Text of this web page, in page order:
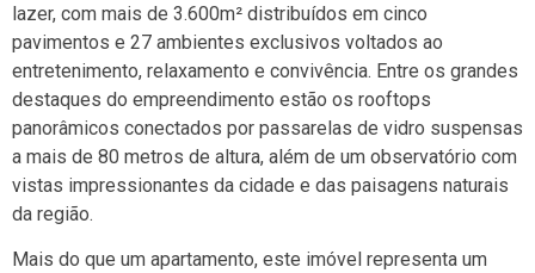
lazer, com mais de 3.600m² distribuídos em cinco
pavimentos e 27 ambientes exclusivos voltados ao
entretenimento, relaxamento e convivência. Entre os grandes
destaques do empreendimento estão os rooftops
panorâmicos conectados por passarelas de vidro suspensas
a mais de 80 metros de altura, além de um observatório com
vistas impressionantes da cidade e das paisagens naturais
da região.
Mais do que um apartamento, este imóvel representa um